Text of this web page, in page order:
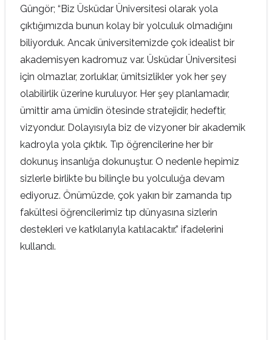
Güngör; “Biz Üsküdar Üniversitesi olarak yola
çıktığımızda bunun kolay bir yolculuk olmadığını
biliyorduk. Ancak üniversitemizde çok idealist bir
akademisyen kadromuz var. Üsküdar Üniversitesi
için olmazlar, zorluklar, ümitsizlikler yok her şey
olabilirlik üzerine kuruluyor. Her şey planlamadır,
ümittir ama ümidin ötesinde stratejidir, hedeftir,
vizyondur. Dolayısıyla biz de vizyoner bir akademik
kadroyla yola çıktık. Tıp öğrencilerine her bir
dokunuş insanlığa dokunuştur. O nedenle hepimiz
sizlerle birlikte bu bilinçle bu yolculuğa devam
ediyoruz. Önümüzde, çok yakın bir zamanda tıp
fakültesi öğrencilerimiz tıp dünyasına sizlerin
destekleri ve katkılarıyla katılacaktır.” ifadelerini
kullandı.